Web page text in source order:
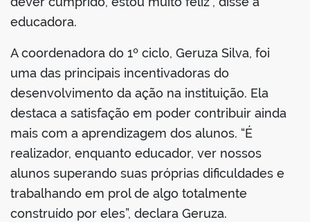
educadora.
A coordenadora do 1º ciclo, Geruza Silva, foi
uma das principais incentivadoras do
desenvolvimento da ação na instituição. Ela
destaca a satisfação em poder contribuir ainda
mais com a aprendizagem dos alunos. “É
realizador, enquanto educador, ver nossos
alunos superando suas próprias dificuldades e
trabalhando em prol de algo totalmente
construído por eles”, declara Geruza.